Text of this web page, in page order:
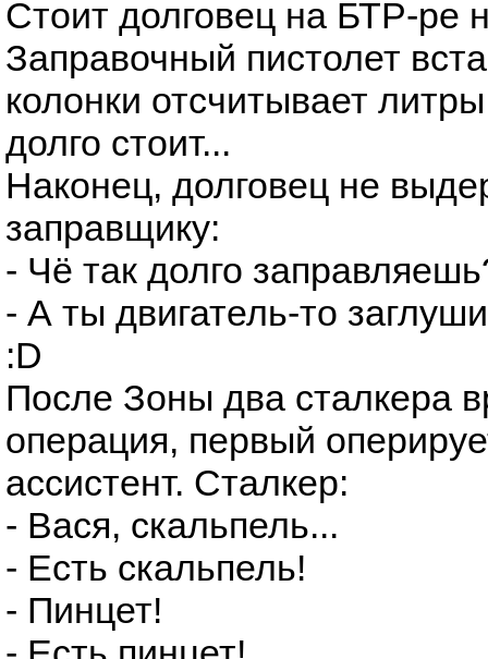
Стоит долговец на БТР-ре
Заправочный пистолет
колонки отсчитывает
долго стоит...
Наконец, долговец не
заправщику:
- Чё так долго
- А ты двигатель-то
:D
После Зоны два сталкера
операция, первый
ассистент. Сталкер:
- Вася, скальпель...
- Есть скальпель!
- Пинцет!